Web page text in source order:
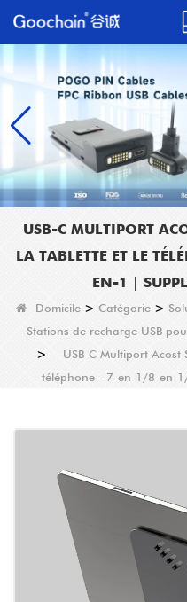
USB-C MULTIPORT
LA TABLETTE ET LE
EN-1 |
Domicile > Catégorie >
Stations de recharge USB
>
USB-C Multiport
téléphone - 7-en-1/8-en-